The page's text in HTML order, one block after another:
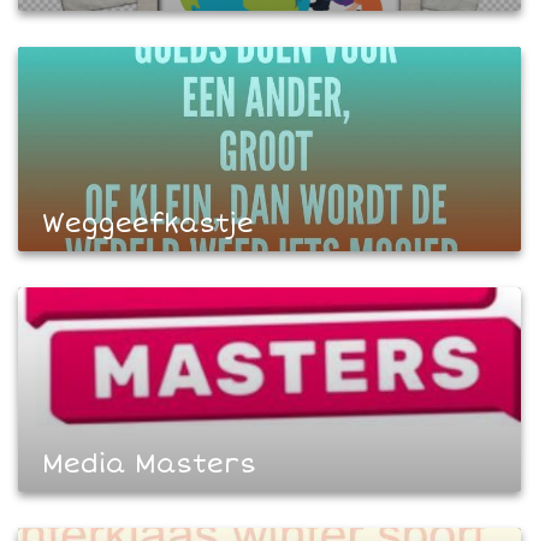
Weggeefkastje
Media Masters